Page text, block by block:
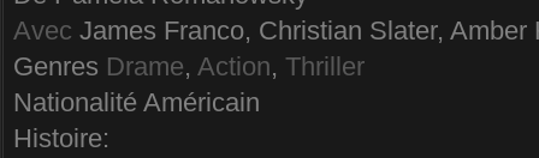
Avec James Franco, Christian Slater, Amber
Genres Drame, Action, Thriller
Nationalité Américain
Histoire: